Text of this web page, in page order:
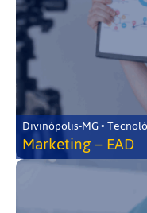
Divinópolis-MG •
Marketing – EAD